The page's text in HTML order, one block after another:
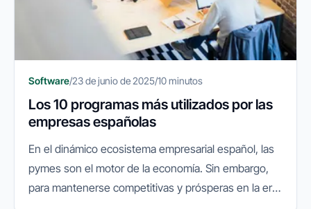
Software/23 de junio de 2025/10 minutos
Los 10 programas más utilizados por las
empresas españolas
En el dinámico ecosistema empresarial español, las
pymes son el motor de la economía. Sin embargo,
para mantenerse competitivas y prósperas en la era